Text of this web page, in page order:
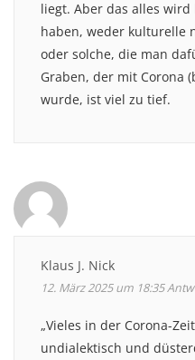
liegt. Aber das alles
haben, weder kulturelle
oder solche, die man
Graben, der mit Corona
wurde, ist viel zu tief.
Klaus J. Nick
12. März 2025 um 18:35
„Vieles in der Corona-
undialektisch und